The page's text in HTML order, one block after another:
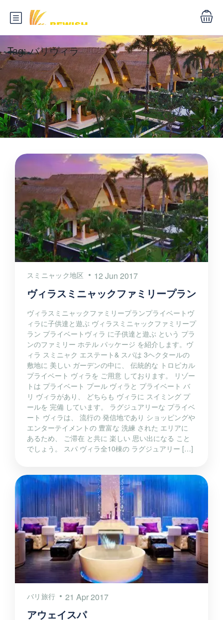
Tag:バリヴィラ
スミニャック地区 12 Jun 2017
ヴィラスミニャックファミリープラン
ヴィラスミニャックファミリープランプライベートヴ
ィラに子供達と遊ぶ ヴィラスミニャックファミリープ
ラン プライベートヴィラ に子供達と遊ぶ という プラ
ンのファミリー ホテル パッケージ を紹介します。ヴ
ィラ スミニャク エステート& スパは 3ヘクタールの
敷地に 美しい ガーデンの中に、 伝統的な トロピカル
プライベート ヴィラを ご用意 しております。 リゾー
トは プライベート プール ヴィラと プライベート バ
リ ヴィラがあり、 どちらも ヴィラに スイミング プ
ールを 完備 しています。 ラグジュアリーな プライベ
ート ヴィラは、 流行の 発信地であり ショッピングや
エンターテイメントの 豊富な 洗練 された エリアに
あるため、 ご滞在 と共に 楽しい 思い出になる こと
でしょう。 スパ ヴィラ全10棟の ラグジュアリー […]
バリ旅行 21 Apr 2017
アウェイスパ